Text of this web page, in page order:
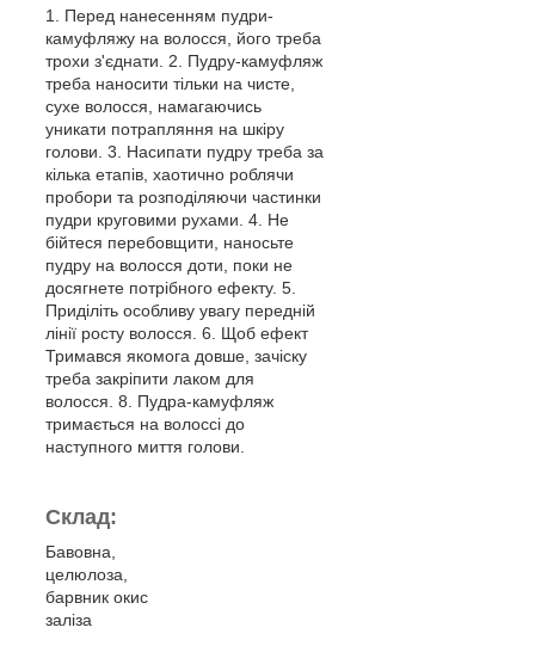
1. Перед нанесенням пудри-
камуфляжу на волосся, його треба
трохи з'єднати. 2. Пудру-камуфляж
треба наносити тільки на чисте,
сухе волосся, намагаючись
уникати потрапляння на шкіру
голови. 3. Насипати пудру треба за
кілька етапів, хаотично роблячи
пробори та розподіляючи частинки
пудри круговими рухами. 4. Не
бійтеся перебовщити, наносьте
пудру на волосся доти, поки не
досягнете потрібного ефекту. 5.
Приділіть особливу увагу передній
лінії росту волосся. 6. Щоб ефект
Тримався якомога довше, зачіску
треба закріпити лаком для
волосся. 8. Пудра-камуфляж
тримається на волоссі до
наступного миття голови.
Склад:
Бавовна,
целюлоза,
барвник окис
заліза